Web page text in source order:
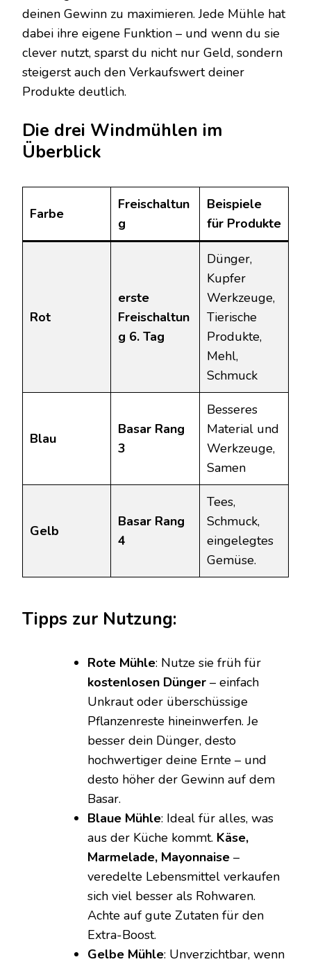
deinen Gewinn zu maximieren. Jede Mühle hat
dabei ihre eigene Funktion – und wenn du sie
clever nutzt, sparst du nicht nur Geld, sondern
steigerst auch den Verkaufswert deiner
Produkte deutlich.
Die drei Windmühlen im
Überblick
Farbe
Freischaltun
g
Beispiele
für Produkte
Rot
erste
Freischaltun
g 6. Tag
Dünger,
Kupfer
Werkzeuge,
Tierische
Produkte,
Mehl,
Schmuck
Blau
Basar Rang
3
Besseres
Material und
Werkzeuge,
Samen
Gelb
Basar Rang
4
Tees,
Schmuck,
eingelegtes
Gemüse.
Tipps zur Nutzung:
Rote Mühle: Nutze sie früh für
kostenlosen Dünger – einfach
Unkraut oder überschüssige
Pflanzenreste hineinwerfen. Je
besser dein Dünger, desto
hochwertiger deine Ernte – und
desto höher der Gewinn auf dem
Basar.
Blaue Mühle: Ideal für alles, was
aus der Küche kommt. Käse,
Marmelade, Mayonnaise –
veredelte Lebensmittel verkaufen
sich viel besser als Rohwaren.
Achte auf gute Zutaten für den
Extra-Boost.
Gelbe Mühle: Unverzichtbar, wenn